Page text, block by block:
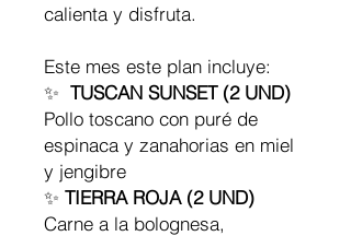
calienta y disfruta.
Este mes este plan incluye:
✨ TUSCAN SUNSET (2 UND)
Pollo toscano con puré de
espinaca y zanahorias en miel
y jengibre
✨ TIERRA ROJA (2 UND)
Carne a la bolognesa,